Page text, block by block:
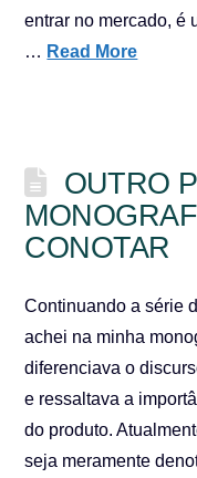
entrar no mercado, é
… Read More
OUTRO
CONOTAR
Continuando a série
achei na minha
diferenciava o
e ressaltava a
do produto.
seja meramente